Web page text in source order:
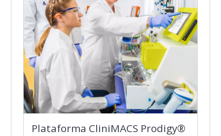
Plataforma CliniMACS Prodigy®